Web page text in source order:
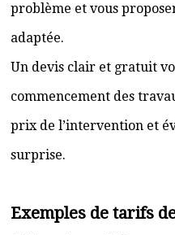
problème et vous
adaptée.
Un devis clair et gratuit
commencement des
prix de l’intervention et
surprise.
Exemples de tarifs